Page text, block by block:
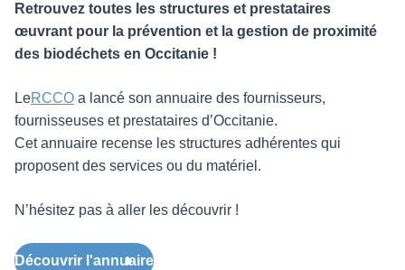
Retrouvez toutes les structures et prestataires
œuvrant pour la prévention et la gestion de proximité
des biodéchets en Occitanie !
LeRCCO a lancé son annuaire des fournisseurs,
fournisseuses et prestataires d’Occitanie.
Cet annuaire recense les structures adhérentes qui
proposent des services ou du matériel.
N’hésitez pas à aller les découvrir !
Découvrir l'annuaire